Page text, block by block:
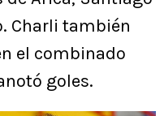
Charli también
el combinado
goles.